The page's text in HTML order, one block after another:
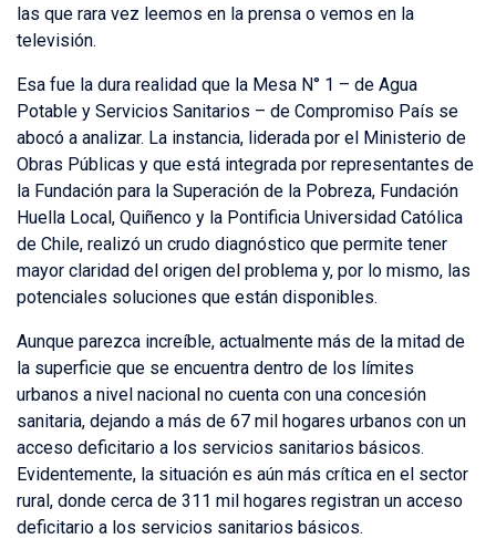
las que rara vez leemos en la prensa o vemos en la
televisión.
Esa fue la dura realidad que la Mesa N° 1 – de Agua
Potable y Servicios Sanitarios – de Compromiso País se
abocó a analizar. La instancia, liderada por el Ministerio de
Obras Públicas y que está integrada por representantes de
la Fundación para la Superación de la Pobreza, Fundación
Huella Local, Quiñenco y la Pontificia Universidad Católica
de Chile, realizó un crudo diagnóstico que permite tener
mayor claridad del origen del problema y, por lo mismo, las
potenciales soluciones que están disponibles.
Aunque parezca increíble, actualmente más de la mitad de
la superficie que se encuentra dentro de los límites
urbanos a nivel nacional no cuenta con una concesión
sanitaria, dejando a más de 67 mil hogares urbanos con un
acceso deficitario a los servicios sanitarios básicos.
Evidentemente, la situación es aún más crítica en el sector
rural, donde cerca de 311 mil hogares registran un acceso
deficitario a los servicios sanitarios básicos.